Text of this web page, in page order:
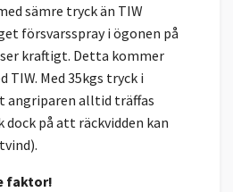
sämre tryck än TIW
försvarsspray i ögonen på
kraftigt. Detta kommer
TIW. Med 35kgs tryck i
angriparen alltid träffas
på att räckvidden kan
faktor!